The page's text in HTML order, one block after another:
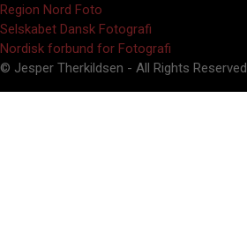
Region Nord Foto
Selskabet Dansk Fotografi
Nordisk forbund for Fotografi
© Jesper Therkildsen - All Rights Reserved